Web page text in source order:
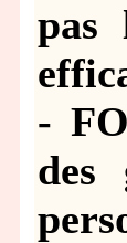
pas
-
des